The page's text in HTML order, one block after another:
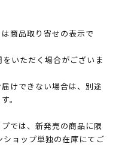
商品取り寄せの表示で
いただく場合がございま
けできない場合は、別途
。
では、新発売の商品に限
ョップ単独の在庫にてご